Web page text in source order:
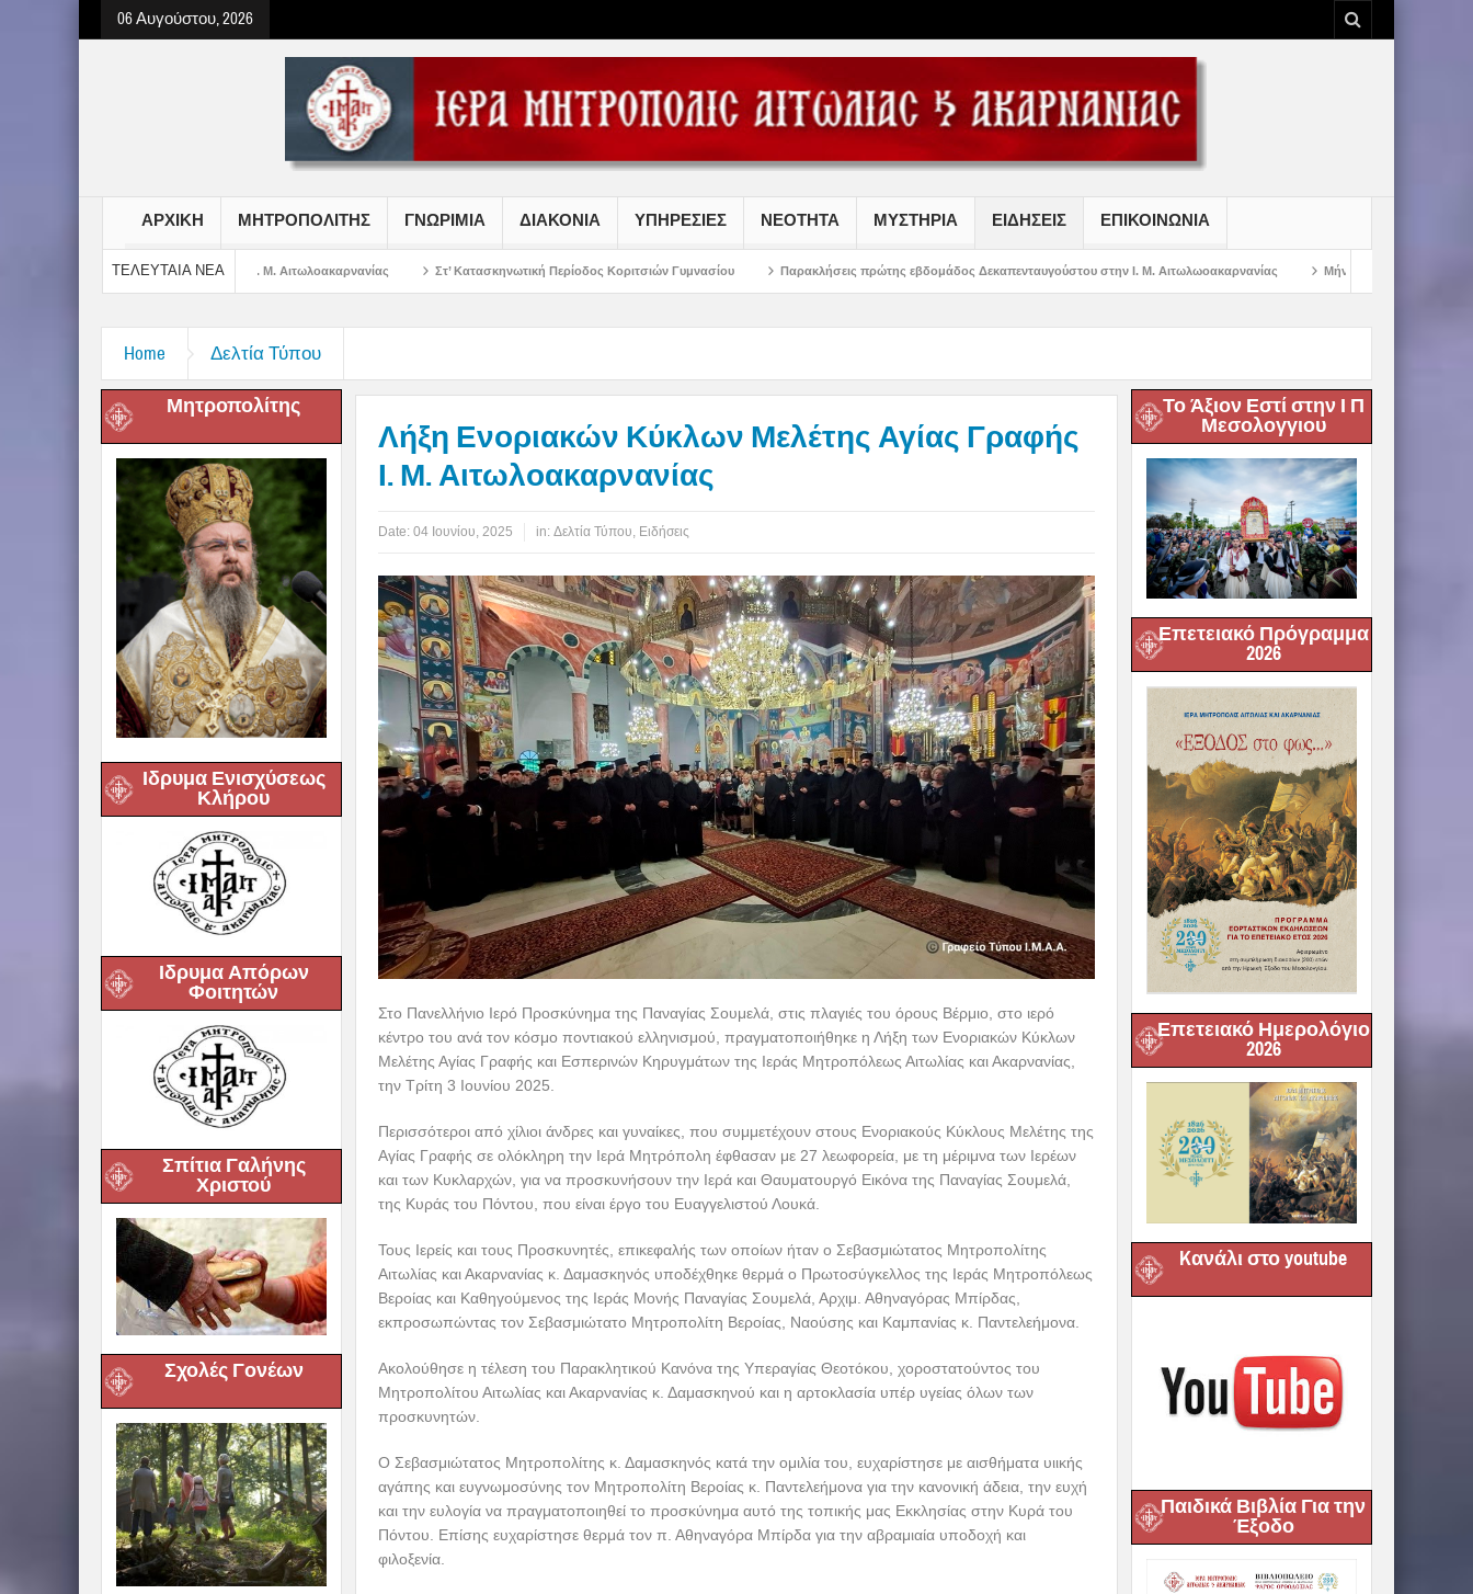
06 Αυγούστου, 2026
ΑΡΧΙΚΗ ΜΗΤΡΟΠΟΛΙΤΗΣ ΓΝΩΡΙΜΙΑ ΔΙΑΚΟΝΙΑ ΥΠΗΡΕΣΙΕΣ ΝΕΟΤΗΤΑ ΜΥΣΤΗΡΙΑ ΕΙΔΗΣΕΙΣ ΕΠΙΚΟΙΝΩΝΙΑ
ΤΕΛΕΥΤΑΙΑ ΝΕΑ
Χριστού στην Ι. Μ. Αιτωλοακαρνανίας Στ’ Κατασκηνωτική Περίοδος Κοριτσιών Γυμνασίου Παρακλήσεις πρώτης εβδομάδος Δεκαπενταυγούστου στην Ι. Μ. Αιτωλωοακαρνανίας Μήνυμα Σεβασμιωτάτου Μητροπολίτου
Home Δελτία Τύπου
Μητροπολίτης
Ιδρυμα Ενισχύσεως
Κλήρου
Ιδρυμα Απόρων
Φοιτητών
Σπίτια Γαλήνης
Χριστού
Σχολές Γονέων
Λήξη Ενοριακών Κύκλων Μελέτης Αγίας Γραφής
Ι. Μ. Αιτωλοακαρνανίας
Date: 04 Ιουνίου, 2025 in: Δελτία Τύπου, Ειδήσεις
Στο Πανελλήνιο Ιερό Προσκύνημα της Παναγίας Σουμελά, στις πλαγιές του όρους Βέρμιο, στο ιερό
κέντρο του ανά τον κόσμο ποντιακού ελληνισμού, πραγματοποιήθηκε η Λήξη των Ενοριακών Κύκλων
Μελέτης Αγίας Γραφής και Εσπερινών Κηρυγμάτων της Ιεράς Μητροπόλεως Αιτωλίας και Ακαρνανίας,
την Τρίτη 3 Ιουνίου 2025.
Περισσότεροι από χίλιοι άνδρες και γυναίκες, που συμμετέχουν στους Ενοριακούς Κύκλους Μελέτης της
Αγίας Γραφής σε ολόκληρη την Ιερά Μητρόπολη έφθασαν με 27 λεωφορεία, με τη μέριμνα των Ιερέων
και των Κυκλαρχών, για να προσκυνήσουν την Ιερά και Θαυματουργό Εικόνα της Παναγίας Σουμελά,
της Κυράς του Πόντου, που είναι έργο του Ευαγγελιστού Λουκά.
Τους Ιερείς και τους Προσκυνητές, επικεφαλής των οποίων ήταν ο Σεβασμιώτατος Μητροπολίτης
Αιτωλίας και Ακαρνανίας κ. Δαμασκηνός υποδέχθηκε θερμά ο Πρωτοσύγκελλος της Ιεράς Μητροπόλεως
Βεροίας και Καθηγούμενος της Ιεράς Μονής Παναγίας Σουμελά, Αρχιμ. Αθηναγόρας Μπίρδας,
εκπροσωπώντας τον Σεβασμιώτατο Μητροπολίτη Βεροίας, Ναούσης και Καμπανίας κ. Παντελεήμονα.
Ακολούθησε η τέλεση του Παρακλητικού Κανόνα της Υπεραγίας Θεοτόκου, χοροστατούντος του
Μητροπολίτου Αιτωλίας και Ακαρνανίας κ. Δαμασκηνού και η αρτοκλασία υπέρ υγείας όλων των
προσκυνητών.
Ο Σεβασμιώτατος Μητροπολίτης κ. Δαμασκηνός κατά την ομιλία του, ευχαρίστησε με αισθήματα υιικής
αγάπης και ευγνωμοσύνης τον Μητροπολίτη Βεροίας κ. Παντελεήμονα για την κανονική άδεια, την ευχή
και την ευλογία να πραγματοποιηθεί το προσκύνημα αυτό της τοπικής μας Εκκλησίας στην Κυρά του
Πόντου. Επίσης ευχαρίστησε θερμά τον π. Αθηναγόρα Μπίρδα για την αβραμιαία υποδοχή και
φιλοξενία.
Το Άξιον Εστί στην Ι Π
Μεσολογγιου
Επετειακό Πρόγραμμα
2026
Επετειακό Ημερολόγιο
2026
Kανάλι στο youtube
Παιδικά Βιβλία Για την
Έξοδο